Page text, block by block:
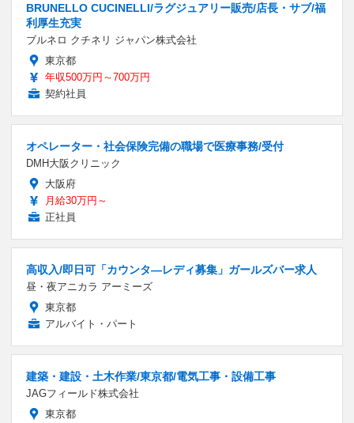
BRUNELLO CUCINELLI/ラグジュアリー販売/店長・サブ/福
利厚生充実
ブルネロ クチネリ ジャパン株式会社
東京都
年収500万円～700万円
契約社員
オペレーター・社会保険完備の職場で医療事務/受付
DMH大阪クリニック
大阪府
月給30万円～
正社員
高収入/即日可「カウンタ―レディ募集」ガールズバー求人
昼・夜アニカラ アーミーズ
東京都
アルバイト・パート
建築・建設・土木作業/東京都/電気工事・設備工事
JAGフィールド株式会社
東京都